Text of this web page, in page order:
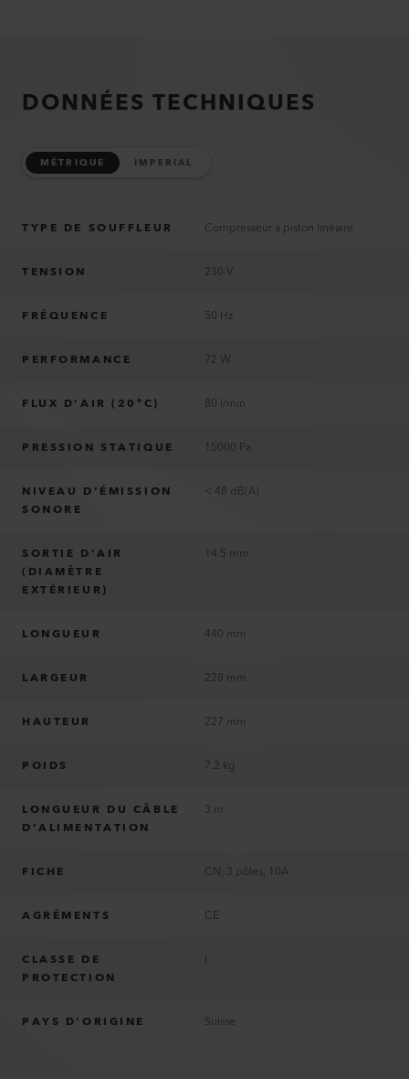
DONNÉES TECHNIQUES
MÉTRIQUE IMPERIAL
TYPE DE SOUFFLEUR Compresseur à piston linéaire
TENSION 230 V
FRÉQUENCE 50 Hz
PERFORMANCE 72 W
FLUX D’AIR (20°C) 80 l/min
PRESSION STATIQUE 15000 Pa
NIVEAU D’ÉMISSION
SONORE
< 48 dB(A)
SORTIE D’AIR
(DIAMÈTRE
EXTÉRIEUR)
14.5 mm
LONGUEUR 440 mm
LARGEUR 228 mm
HAUTEUR 227 mm
POIDS 7.2 kg
LONGUEUR DU CÂBLE
D’ALIMENTATION
3 m
FICHE CN, 3 pôles, 10A
AGRÉMENTS CE
CLASSE DE
PROTECTION
I
PAYS D'ORIGINE Suisse